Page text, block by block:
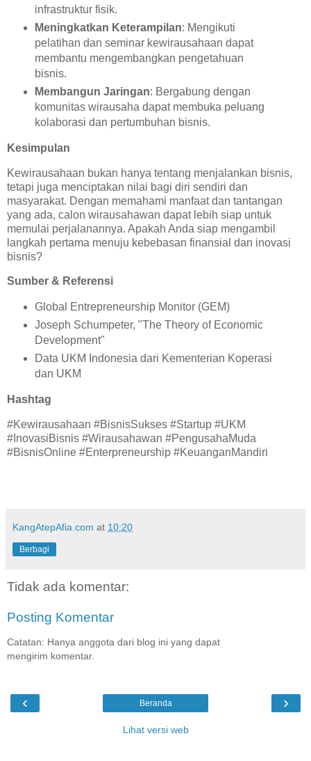
infrastruktur fisik.
Meningkatkan Keterampilan: Mengikuti
pelatihan dan seminar kewirausahaan dapat
membantu mengembangkan pengetahuan
bisnis.
Membangun Jaringan: Bergabung dengan
komunitas wirausaha dapat membuka peluang
kolaborasi dan pertumbuhan bisnis.
Kesimpulan
Kewirausahaan bukan hanya tentang menjalankan bisnis,
tetapi juga menciptakan nilai bagi diri sendiri dan
masyarakat. Dengan memahami manfaat dan tantangan
yang ada, calon wirausahawan dapat lebih siap untuk
memulai perjalanannya. Apakah Anda siap mengambil
langkah pertama menuju kebebasan finansial dan inovasi
bisnis?
Sumber & Referensi
Global Entrepreneurship Monitor (GEM)
Joseph Schumpeter, "The Theory of Economic
Development"
Data UKM Indonesia dari Kementerian Koperasi
dan UKM
Hashtag
#Kewirausahaan #BisnisSukses #Startup #UKM
#InovasiBisnis #Wirausahawan #PengusahaMuda
#BisnisOnline #Enterpreneurship #KeuanganMandiri
KangAtepAfia.com at 10:20
Berbagi
Tidak ada komentar:
Posting Komentar
Catatan: Hanya anggota dari blog ini yang dapat
mengirim komentar.
‹ ›
Beranda
Lihat versi web